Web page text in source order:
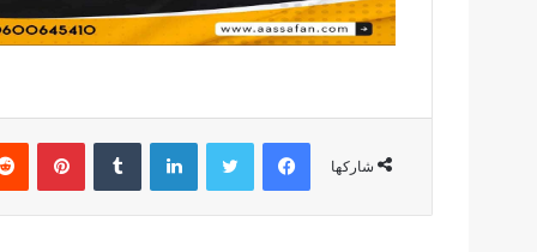
شاركها
فيسبوك تويتر لينكدإن